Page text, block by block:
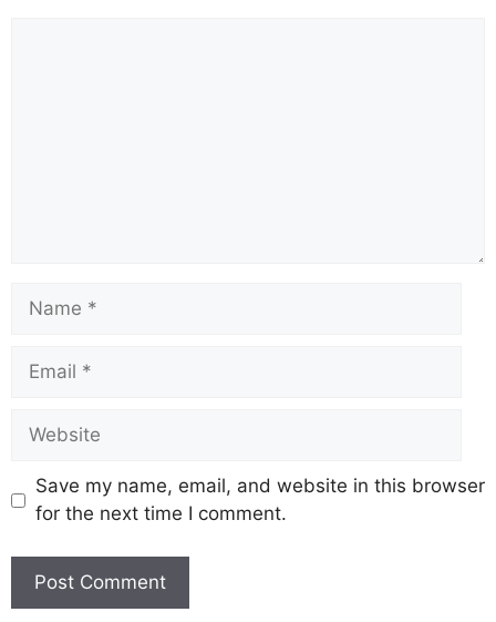
Save my name, email, and website in this browser
for the next time I comment.